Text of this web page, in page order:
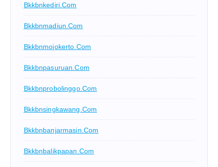
Bkkbnkediri.com
Bkkbnmadiun.com
Bkkbnmojokerto.com
Bkkbnpasuruan.com
Bkkbnprobolinggo.com
Bkkbnsingkawang.com
Bkkbnbanjarmasin.com
Bkkbnbalikpapan.com